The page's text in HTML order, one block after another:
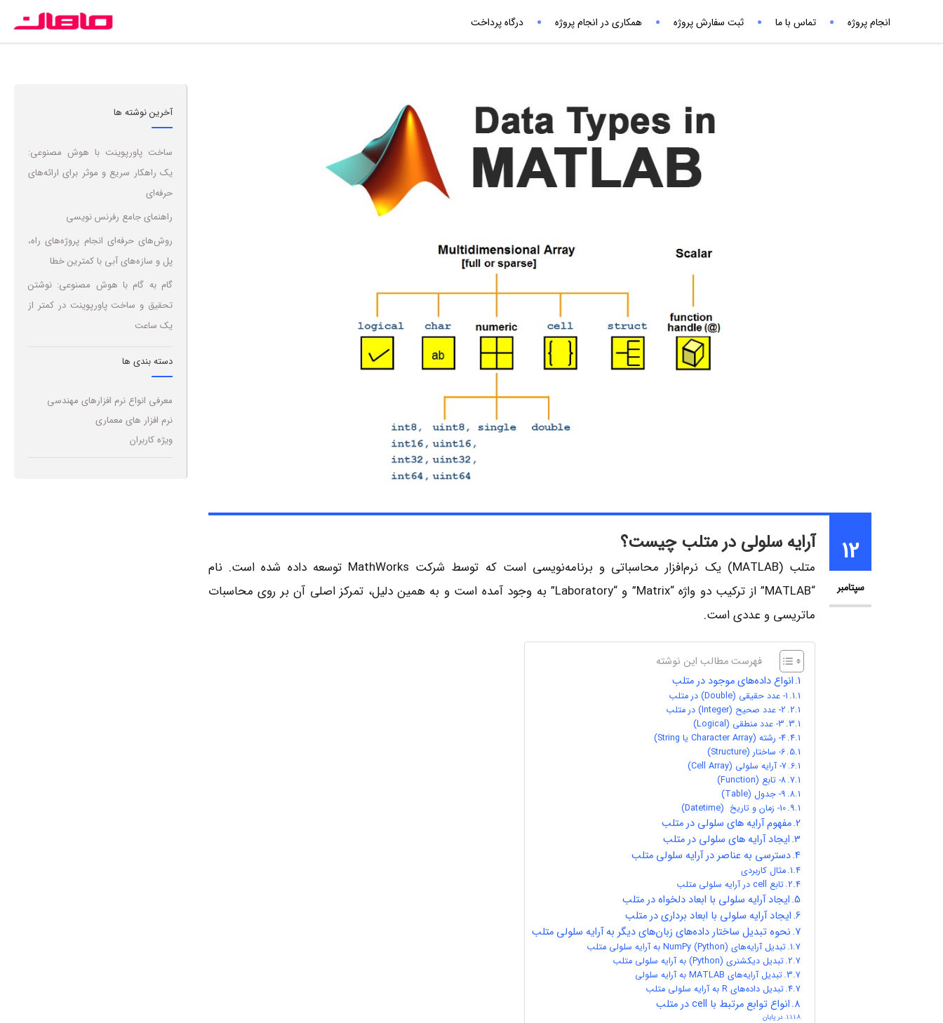
انجام پروژه تماس با ما ثبت سفارش پروژه همکاری در انجام پروژه درگاه پرداخت
آخرین نوشته ها
ساخت پاورپوینت با هوش مصنوعی:
یک راهکار سریع و موثر برای ارائه‌های
حرفه‌ای
راهنمای جامع رفرنس نویسی
روش‌های حرفه‌ای انجام پروژه‌های راه،
پل و سازه‌های آبی با کمترین خطا
گام به گام با هوش مصنوعی: نوشتن
تحقیق و ساخت پاورپوینت در کمتر از
یک ساعت
دسته بندی ها
معرفی انواع نرم افزارهای مهندسی
نرم افزار های معماری
ویژه کاربران
12
سپتامبر
آرایه سلولی در متلب چیست؟
متلب (MATLAB) یک نرم‌افزار محاسباتی و برنامه‌نویسی است که توسط شرکت MathWorks توسعه داده شده است. نام
“MATLAB” از ترکیب دو واژه “Matrix” و “Laboratory” به وجود آمده است و به همین دلیل، تمرکز اصلی آن بر روی محاسبات
ماتریسی و عددی است.
فهرست مطالب این نوشته
انواع داده‌های موجود در متلب
1- عدد حقیقی (Double) در متلب
2- عدد صحیح (Integer) در متلب
3- عدد منطقی (Logical)
4- رشته (Character Array یا String)
6- ساختار (Structure)
7- آرایه سلولی (Cell Array)
8- تابع (Function)
9- جدول (Table)
10- زمان و تاریخ (Datetime)
مفهوم آرایه های سلولی در متلب
ایجاد آرایه های سلولی در متلب
دسترسی به عناصر در آرایه سلولی متلب
مثال کاربردی
تابع cell در آرایه سلولی متلب
ایجاد آرایه سلولی با ابعاد دلخواه در متلب
ایجاد آرایه سلولی با ابعاد برداری در متلب
نحوه تبدیل ساختار داده‌های زبان‌های دیگر به آرایه سلولی متلب
تبدیل آرایه‌های NumPy (Python) به آرایه سلولی متلب
تبدیل دیکشنری (Python) به آرایه سلولی متلب
تبدیل آرایه‌های MATLAB به آرایه سلولی
تبدیل داده‌های R به آرایه سلولی متلب
انواع توابع مرتبط با cell در متلب
در پایان